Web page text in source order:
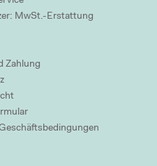
MwSt.-Erstattung
Zahlung